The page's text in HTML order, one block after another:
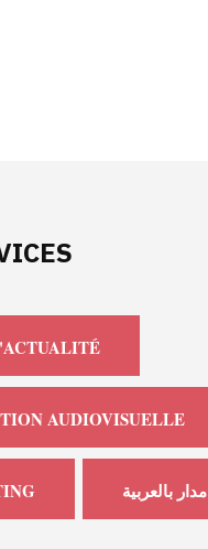
AUDIOVISUELLE
مدار بالعربية